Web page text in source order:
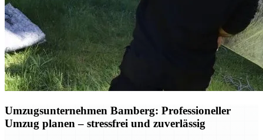
Umzugsunternehmen Bamberg: Professioneller
Umzug planen – stressfrei und zuverlässig